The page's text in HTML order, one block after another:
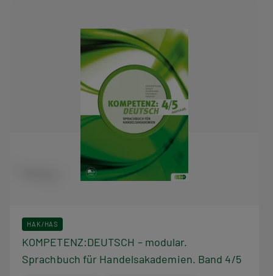
HAK/HAS
KOMPETENZ:DEUTSCH – modular.
Sprachbuch für Handelsakademien. Band 4/5